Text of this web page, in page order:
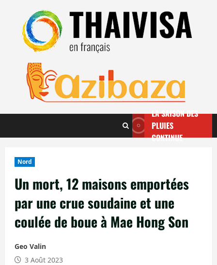
contenu
LA SAISON DES
PLUIES
CONTINUE
Nord
Un mort, 12 maisons emportées
par une crue soudaine et une
coulée de boue à Mae Hong Son
Geo Valin
3 Août 2023